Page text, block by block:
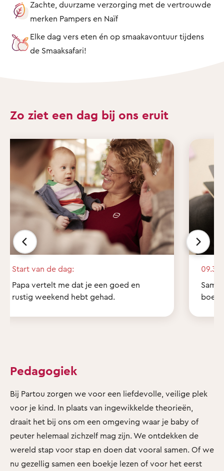
Zachte, duurzame verzorging met de vertrouwde
merken Pampers en Naïf
Elke dag vers eten én op smaakavontuur tijdens
de Smaaksafari!
Zo ziet een dag bij ons eruit
Start van de dag:
Papa vertelt me dat je een goed en
rustig weekend hebt gehad.
09.30
Pedagogiek
Bij Partou zorgen we voor een liefdevolle, veilige plek
voor je kind. In plaats van ingewikkelde theorieën,
draait het bij ons om een omgeving waar je baby of
peuter helemaal zichzelf mag zijn. We ontdekken de
wereld stap voor stap en doen dat vooral samen. Of we
nu gezellig samen een boekje lezen of voor het eerst